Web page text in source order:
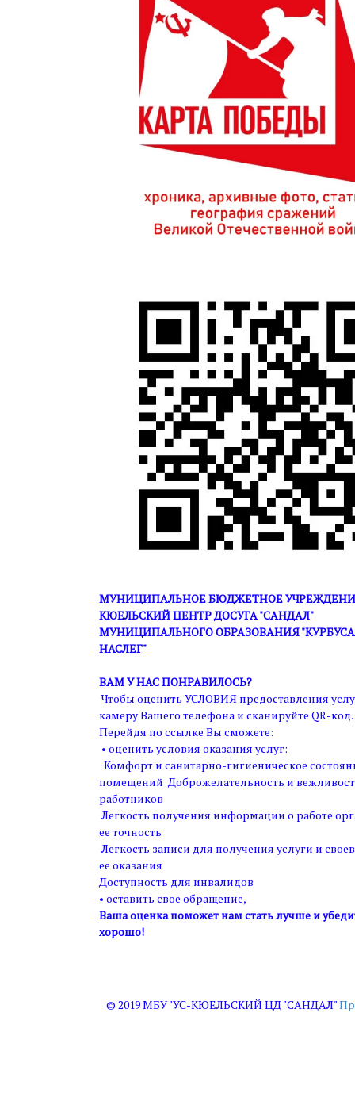
МУНИЦИПАЛЬНОЕ БЮДЖЕТНОЕ
КЮЕЛЬСКИЙ ЦЕНТР ДОСУГА "САНДАЛ"
МУНИЦИПАЛЬНОГО ОБРАЗОВАНИЯ
НАСЛЕГ"
ВАМ У НАС ПОНРАВИЛОСЬ?
Чтобы оценить УСЛОВИЯ предоставления
камеру Вашего телефона и сканируйте QR-код.
Перейдя по ссылке Вы сможете:
• оценить условия оказания услуг:
Комфорт и санитарно-гигиеническое
помещений Доброжелательность и
работников
Легкость получения информации о работе
ее точность
Легкость записи для получения услуги и
ее оказания
Доступность для инвалидов
• оставить свое обращение,
Ваша оценка поможет нам стать лучше и
хорошо!
© 2019 МБУ "УС-КЮЕЛЬСКИЙ ЦД "САНДАЛ"